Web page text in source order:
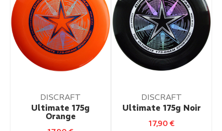
DISCRAFT
Ultimate 175g
Orange
DISCRAFT
Ultimate 175g Noir
17,90€